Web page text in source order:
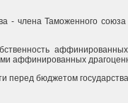
- члена Таможенного
аффинированных
перед бюджетом